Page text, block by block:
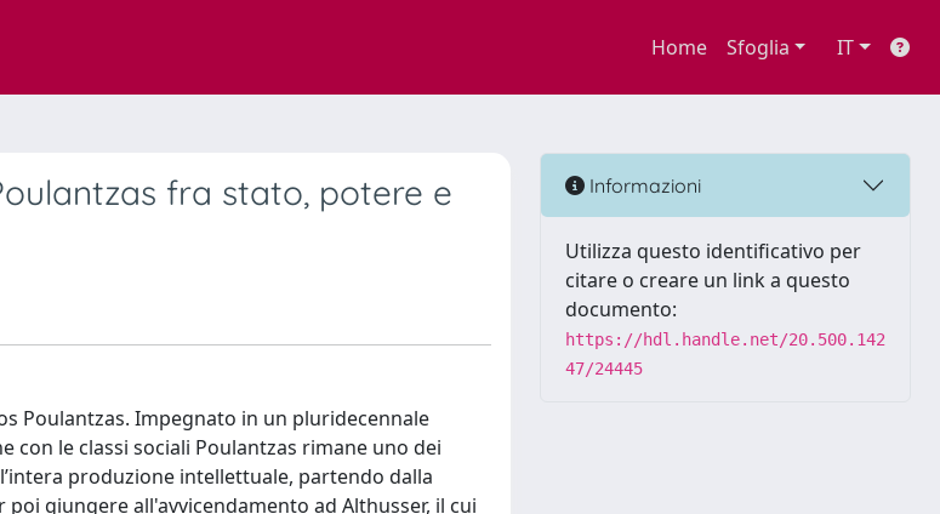
Home Sfoglia IT
fra stato, potere e
Poulantzas. Impegnato in un pluridecennale
le classi sociali Poulantzas rimane uno dei
produzione intellettuale, partendo dalla
giungere all'avvicendamento ad Althusser, il cui
Informazioni
Utilizza questo identificativo per
citare o creare un link a questo
documento:
https://hdl.handle.net/20.500.142
47/24445